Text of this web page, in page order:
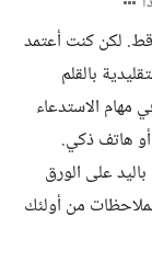
سنة لم أحفظ قط. لكن كنت أعتمد
بالقلم
مهام الاستدعاء
هاتف ذكي.
على الورق
تدوين الملاحظات من أولئك